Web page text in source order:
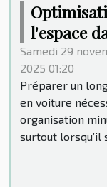
l'espace
coffre
longs
Samedi 29
2025 01:20
Préparer un
en voiture
organisation
surtout lorsqu’il